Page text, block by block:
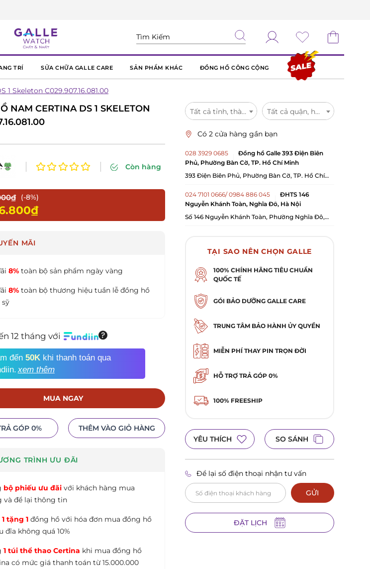
TRÍ SỬA CHỮA GALLE CARE SẢN PHẨM KHÁC ĐỒNG HỒ CÔNG CỘNG
Skeleton C029.907.16.081.00
NAM CERTINA DS 1 SKELETON
Còn hàng
(-8%)
MÃI
8% toàn bộ sản phẩm ngày vàng
8% toàn bộ thương hiệu tuần lễ đồng hồ
12 tháng với
đến 50K khi thanh toán qua
xem thêm
MUA NGAY
GÓP 0% THÊM VÀO GIỎ HÀNG
TRÌNH ƯU ĐÃI
bộ phiếu ưu đãi với khách hàng mua
và để lại thông tin
tặng 1 đồng hồ với hóa đơn mua đồng hồ
đĩa không quá 10%
1 túi thể thao Certina khi mua đồng hồ
có mức giá thanh toán từ 15.000.000
Tất cả tỉnh, thành Tất cả quận, huyện
Có 2 cửa hàng gần bạn
028 3929 0685
Đồng hồ Galle 393 Điện Biên
Phủ, Phường Bàn Cờ, TP. Hồ Chí Minh
393 Điện Biên Phủ, Phường Bàn Cờ, TP. Hồ Chí
024 7101 0666/ 0984 886 045
ĐHTS 146
Nguyễn Khánh Toàn, Nghĩa Đô, Hà Nội
Số 146 Nguyễn Khánh Toàn, Phường Nghĩa Đô,
TẠI SAO NÊN CHỌN GALLE
100% CHÍNH HÃNG TIÊU CHUẨN
QUỐC TẾ
GÓI BẢO DƯỠNG GALLE CARE
TRUNG TÂM BẢO HÀNH ỦY QUYỀN
MIỄN PHÍ THAY PIN TRỌN ĐỜI
HỖ TRỢ TRẢ GÓP 0%
100% FREESHIP
YÊU THÍCH SO SÁNH
Để lại số điện thoại nhận tư vấn
GỬI
ĐẶT LỊCH